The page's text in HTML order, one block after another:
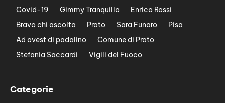
Covid-19
Gimmy Tranquillo
Enrico Rossi
Bravo chi ascolta
Prato Sara Funaro
Pisa
Ad ovest di padalino
Comune di Prato
Stefania Saccardi
Vigili del Fuoco
Categorie